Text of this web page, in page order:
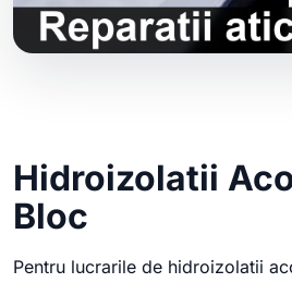
Hidroizolatii
Bloc
Pentru lucrarile de hidroizolatii